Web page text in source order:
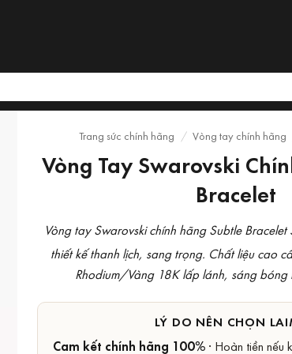
Trang sức chính hãng / Vòng tay chính hãng
Vòng Tay Swarovski
Bracelet
Vòng tay Swarovski chính hãng Subtle
thiết kế thanh lịch, sang trọng. Chất liệu cao
Rhodium/Vàng 18K lấp lánh, sáng bóng
LÝ DO NÊN CHỌN
Cam kết chính hãng 100%· Hoàn tiền nếu